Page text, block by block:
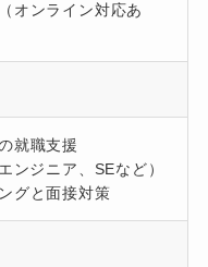
オンライン対応あ
就職支援
ンジニア、SEなど）
グと面接対策